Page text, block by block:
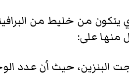
يتكون من خليط من
منها على:
البنزين، حيث أن